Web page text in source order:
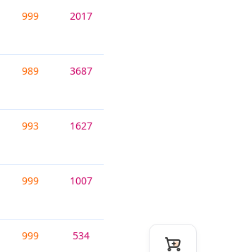
999 2017
989 3687
993 1627
999 1007
999 534